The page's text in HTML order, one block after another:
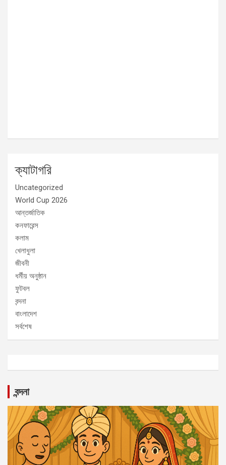
ক্যাটাগরি
Uncategorized
World Cup 2026
আন্তর্জাতিক
কনফারেন্স
কলাম
খেলাধুলা
জীবনী
ধর্মীয় অনুষ্ঠান
ফুটবল
বন্দনা
বাংলাদেশ
সর্বশেষ
বন্দনা